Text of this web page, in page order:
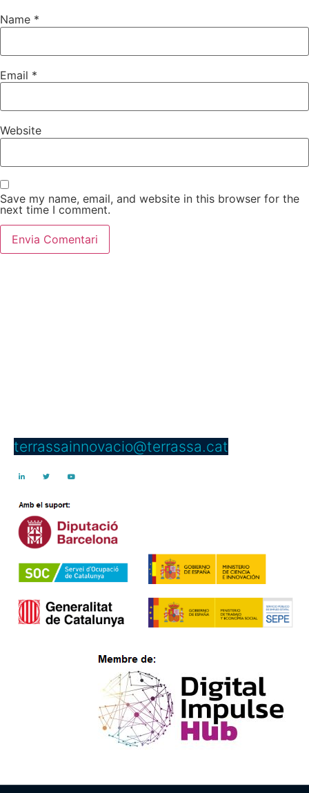
Name *
Email *
Website
Save my name, email, and website in this browser for the
next time I comment.
terrassainnovacio@terrassa.cat